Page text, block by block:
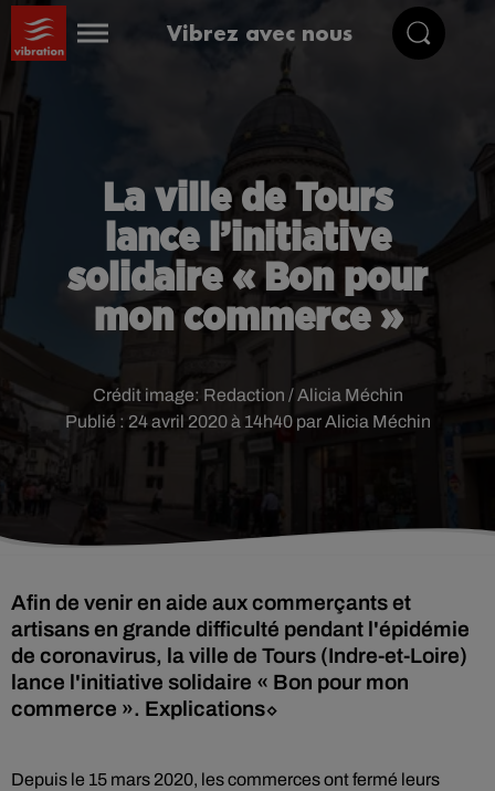
Vibrez avec nous
La ville de Tours
lance l’initiative
solidaire « Bon pour
mon commerce »
Publié : 24 avril 2020 à 14h40 par Alicia Méchin
Crédit image: Redaction / Alicia Méchin
Afin de venir en aide aux commerçants et
artisans en grande difficulté pendant l'épidémie
de coronavirus, la ville de Tours (Indre-et-Loire)
lance l'initiative solidaire « Bon pour mon
commerce ». Explications⬦
Depuis le 15 mars 2020, les commerces ont fermé leurs